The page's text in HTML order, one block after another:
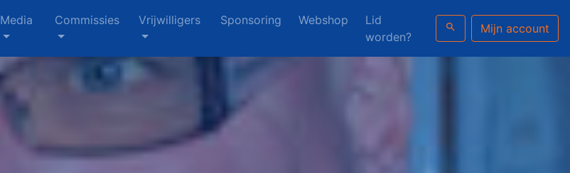
Media Commissies Vrijwilligers Sponsoring Webshop
Lid
worden?
search Mijn account